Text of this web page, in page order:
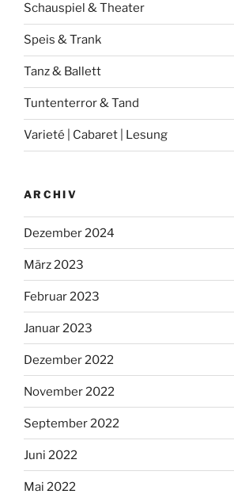
Schauspiel & Theater
Speis & Trank
Tanz & Ballett
Tuntenterror & Tand
Varieté | Cabaret | Lesung
ARCHIV
Dezember 2024
März 2023
Februar 2023
Januar 2023
Dezember 2022
November 2022
September 2022
Juni 2022
Mai 2022